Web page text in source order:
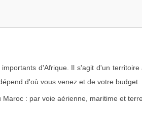
d'Afrique. Il s'agit d'un
d'où vous venez et de votre budget.
: par voie aérienne, maritime et